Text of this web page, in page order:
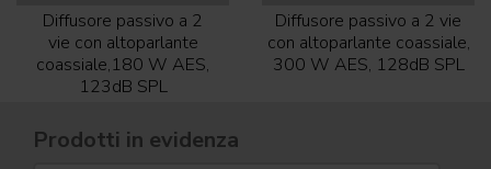
Diffusore passivo a 2
vie con altoparlante
coassiale,180 W AES,
123dB SPL
Diffusore passivo a 2 vie
con altoparlante coassiale,
300 W AES, 128dB SPL
Prodotti in evidenza